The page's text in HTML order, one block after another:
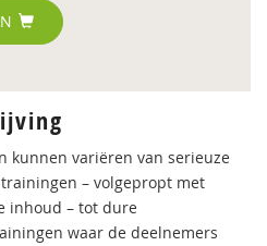
kunnen variëren van serieuze
– volgepropt met
inhoud – tot dure
waar de deelnemers